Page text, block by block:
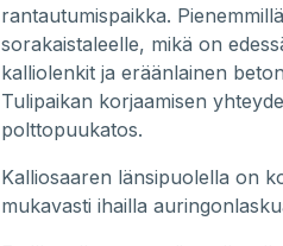
rantautumispaikka.
sorakaistaleelle, mikä on
kalliolenkit ja eräänlainen
Tulipaikan korjaamisen
polttopuukatos.
Kalliosaaren länsipuolella on
mukavasti ihailla